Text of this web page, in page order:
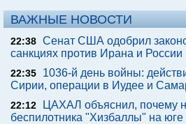
ВАЖНЫЕ НОВОСТИ
22:38 Сенат США одобрил
санкциях против Ирана и России
22:35
1036-й день войны:
Сирии, операции в Иудее и
22:12
ЦАХАЛ объяснил, почему
беспилотника "Хизбаллы" на